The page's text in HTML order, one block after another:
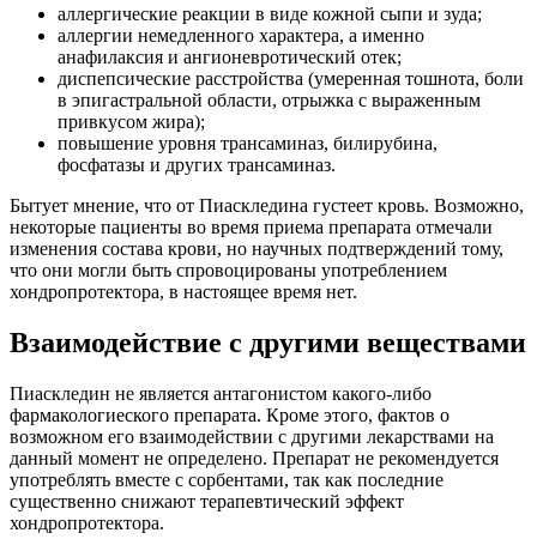
аллергические реакции в виде кожной сыпи и зуда;
аллергии немедленного характера, а именно
анафилаксия и ангионевротический отек;
диспепсические расстройства (умеренная тошнота, боли
в эпигастральной области, отрыжка с выраженным
привкусом жира);
повышение уровня трансаминаз, билирубина,
фосфатазы и других трансаминаз.
Бытует мнение, что от Пиаскледина густеет кровь. Возможно,
некоторые пациенты во время приема препарата отмечали
изменения состава крови, но научных подтверждений тому,
что они могли быть спровоцированы употреблением
хондропротектора, в настоящее время нет.
Взаимодействие с другими веществами
Пиаскледин не является антагонистом какого-либо
фармакологиеского препарата. Кроме этого, фактов о
возможном его взаимодействии с другими лекарствами на
данный момент не определено. Препарат не рекомендуется
употреблять вместе с сорбентами, так как последние
существенно снижают терапевтический эффект
хондропротектора.